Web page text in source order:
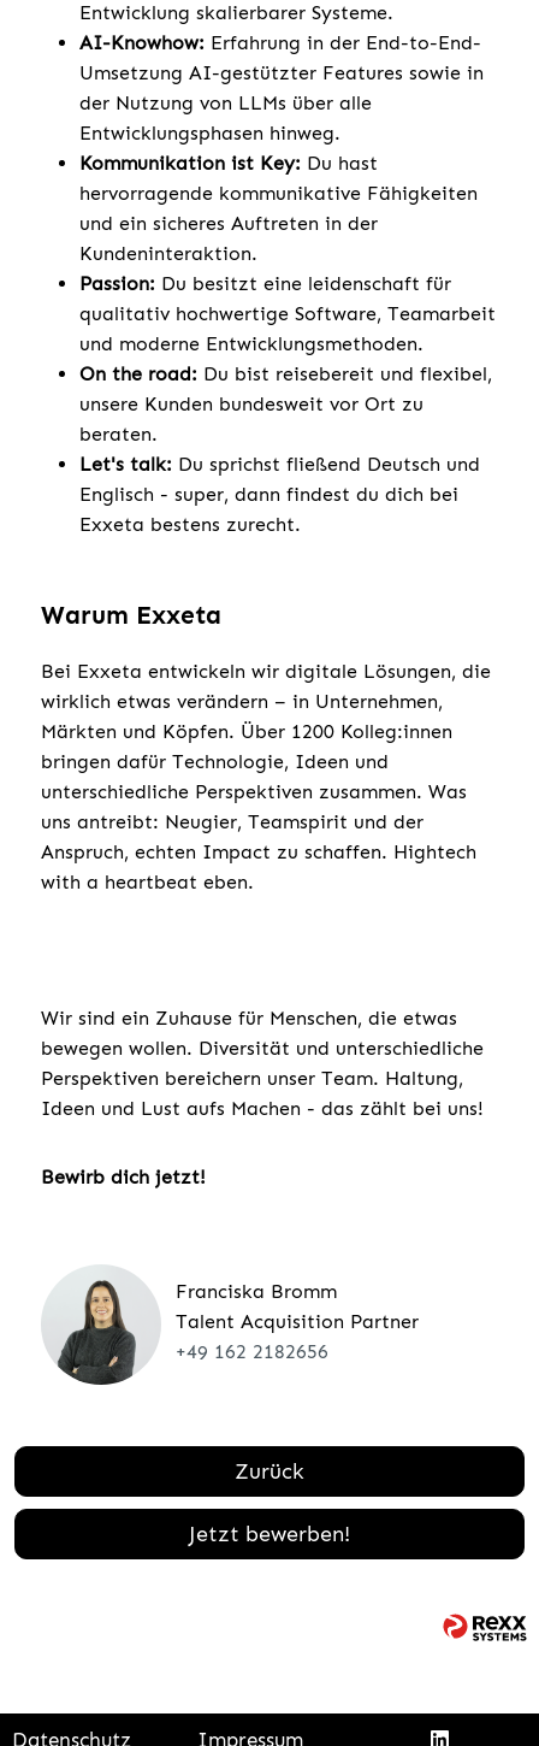
Entwicklung skalierbarer Systeme.
AI-Knowhow: Erfahrung in der End-to-End-
Umsetzung AI-gestützter Features sowie in
der Nutzung von LLMs über alle
Entwicklungsphasen hinweg.
Kommunikation ist Key: Du hast
hervorragende kommunikative Fähigkeiten
und ein sicheres Auftreten in der
Kundeninteraktion.
Passion: Du besitzt eine leidenschaft für
qualitativ hochwertige Software, Teamarbeit
und moderne Entwicklungsmethoden.
On the road: Du bist reisebereit und flexibel,
unsere Kunden bundesweit vor Ort zu
beraten.
Let's talk: Du sprichst fließend Deutsch und
Englisch - super, dann findest du dich bei
Exxeta bestens zurecht.
Warum Exxeta
Bei Exxeta entwickeln wir digitale Lösungen, die
wirklich etwas verändern – in Unternehmen,
Märkten und Köpfen. Über 1200 Kolleg:innen
bringen dafür Technologie, Ideen und
unterschiedliche Perspektiven zusammen. Was
uns antreibt: Neugier, Teamspirit und der
Anspruch, echten Impact zu schaffen. Hightech
with a heartbeat eben.
Wir sind ein Zuhause für Menschen, die etwas
bewegen wollen. Diversität und unterschiedliche
Perspektiven bereichern unser Team. Haltung,
Ideen und Lust aufs Machen - das zählt bei uns!
Bewirb dich jetzt!
Franciska Bromm
Talent Acquisition Partner
+49 162 2182656
Zurück
Jetzt bewerben!
Datenschutz Impressum